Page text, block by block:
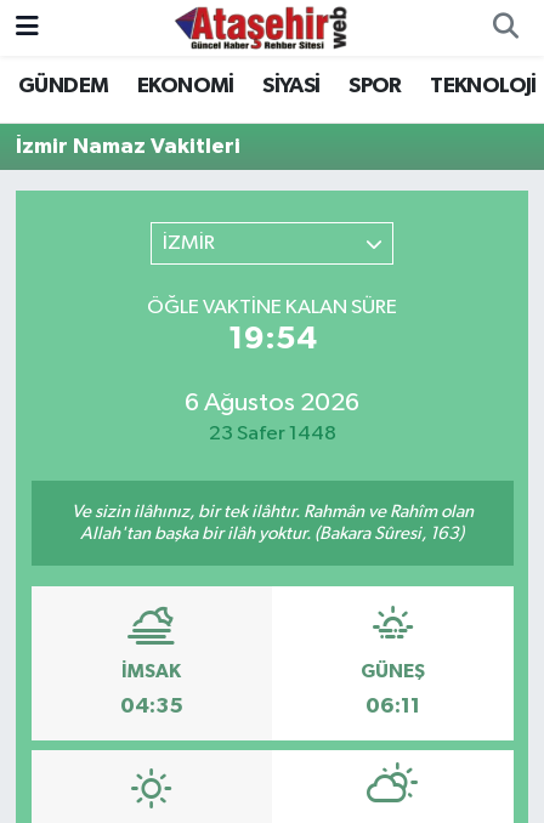
GÜNDEM EKONOMİ SİYASİ SPOR TEKNOLOJİ
İzmir Namaz Vakitleri
İZMİR
ÖĞLE VAKTINE KALAN SÜRE
19:54
6 Ağustos 2026
23 Safer 1448
Ve sizin ilâhınız, bir tek ilâhtır. Rahmân ve Rahîm olan
Allah'tan başka bir ilâh yoktur. (Bakara Sûresi, 163)
İMSAK
04:35
GÜNEŞ
06:11
Hava Durumu
Trafik Durumu
Son Dakika Haberleri